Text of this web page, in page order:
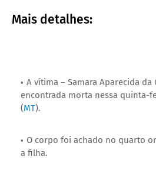
Mais detalhes:
A vítima – Samara Aparecida da
encontrada morta nessa quinta-
(MT).
O corpo foi achado no quarto
a filha.